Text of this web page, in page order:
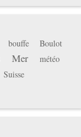
bouffe Boulot
Mer
météo
Suisse